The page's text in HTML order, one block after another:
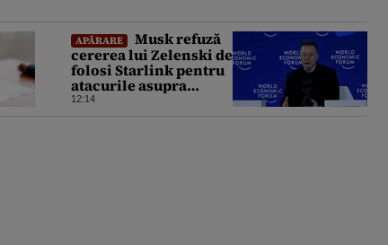
APĂRARE
Musk refuză
cererea lui Zelenski de
folosi Starlink pentru
atacurile asupra
Rusiei
12:14